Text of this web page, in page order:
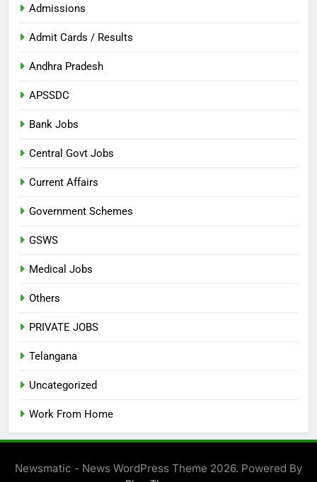
Admissions
Admit Cards / Results
Andhra Pradesh
APSSDC
Bank Jobs
Central Govt Jobs
Current Affairs
Government Schemes
GSWS
Medical Jobs
Others
PRIVATE JOBS
Telangana
Uncategorized
Work From Home
Newsmatic - News WordPress Theme 2026. Powered By